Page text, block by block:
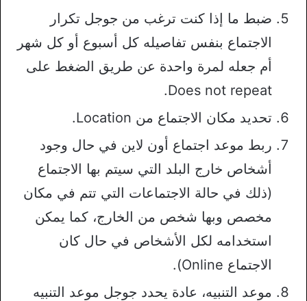
ضبط ما إذا كنت ترغب من جوجل تكرار
الاجتماع بنفس تفاصيله كل أسبوع أو كل شهر
أم جعله لمرة واحدة عن طريق الضغط على
Does not repeat.
تحديد مكان الاجتماع من Location.
ربط موعد اجتماع أون لاين في حال وجود
أشخاص خارج البلد التي سيتم بها الاجتماع
(ذلك في حالة الاجتماعات التي تتم في مكان
مخصص وبها شخص من الخارج، كما يمكن
استخدامه لكل الأشخاص في حال كان
الاجتماع Online).
موعد التنبيه، عادة يحدد جوجل موعد التنبيه